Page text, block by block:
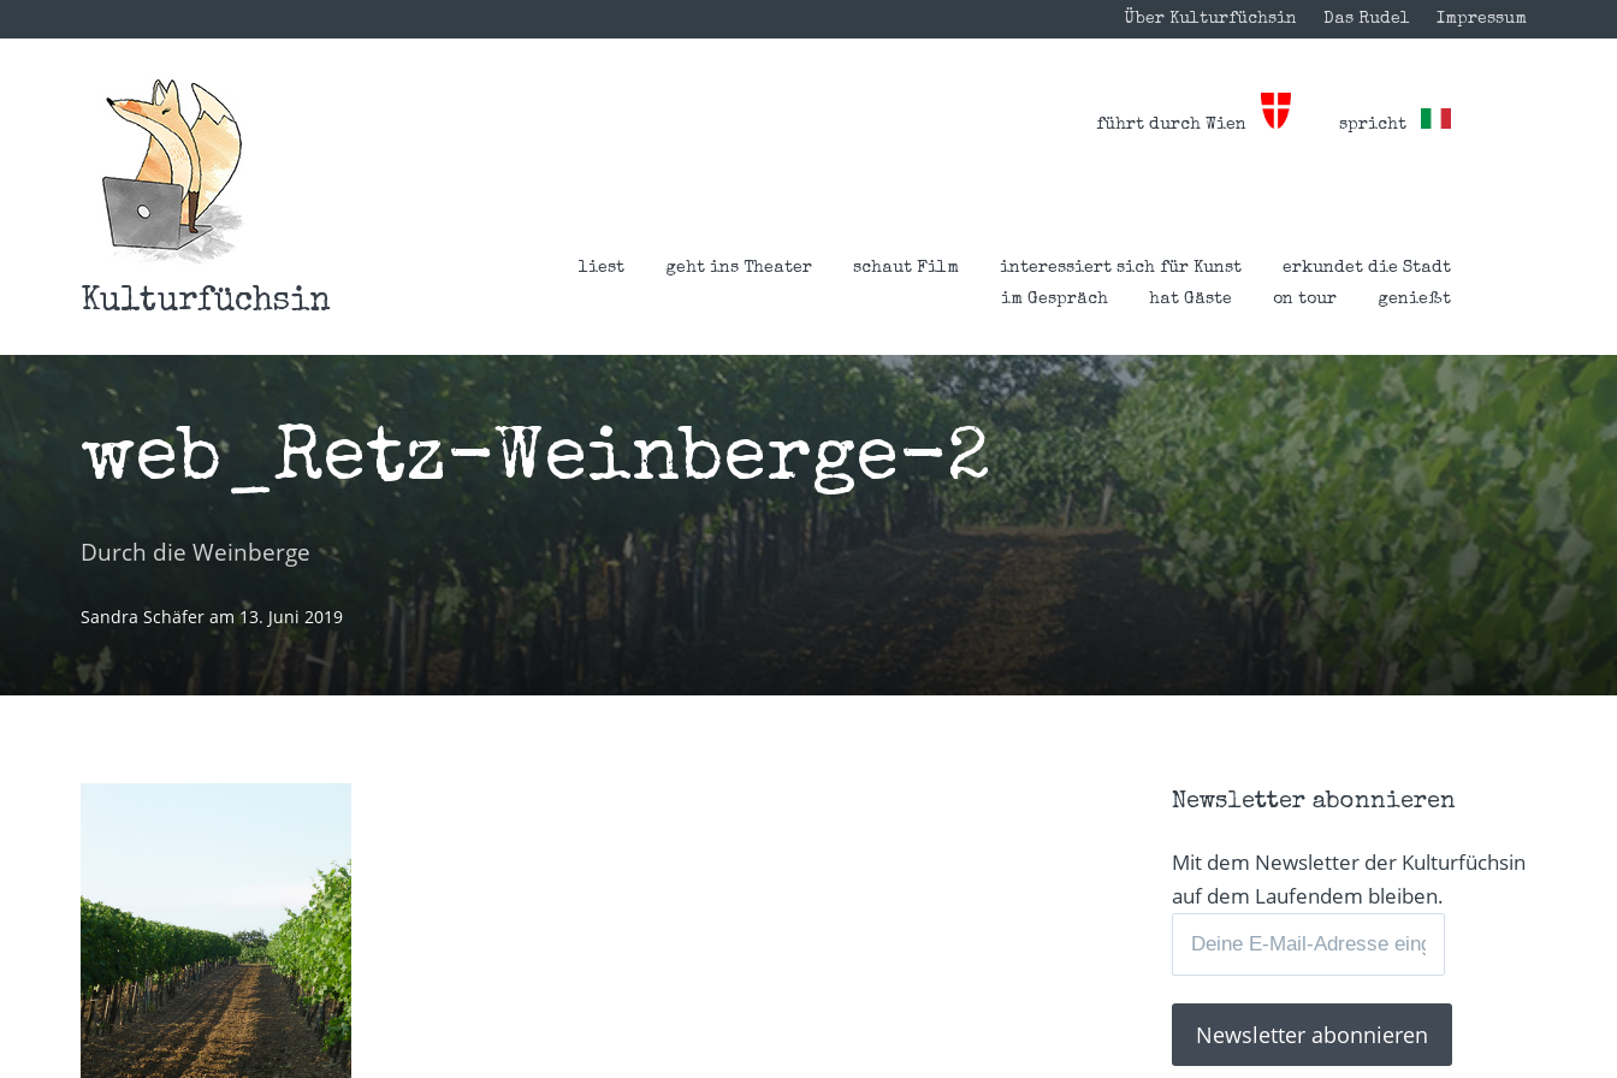
Über Kulturfüchsin Das Rudel Impressum
Kulturfüchsin
führt durch Wien spricht
liest geht ins Theater schaut Film interessiert sich für Kunst
erkundet die Stadt
im Gespräch
hat Gäste on tour genießt
web_Retz-Weinberge-2
Durch die Weinberge
Sandra Schäferam 13. Juni 2019
Newsletter abonnieren
Mit dem Newsletter der Kulturfüchsin
auf dem Laufendem bleiben.